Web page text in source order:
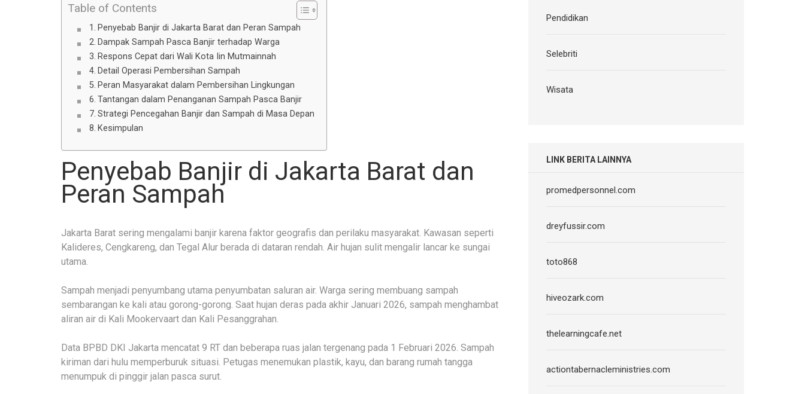
Table of Contents
Penyebab Banjir di Jakarta Barat dan Peran Sampah
Dampak Sampah Pasca Banjir terhadap Warga
Respons Cepat dari Wali Kota Iin Mutmainnah
Detail Operasi Pembersihan Sampah
Peran Masyarakat dalam Pembersihan Lingkungan
Tantangan dalam Penanganan Sampah Pasca Banjir
Strategi Pencegahan Banjir dan Sampah di Masa Depan
Kesimpulan
Penyebab Banjir di Jakarta Barat dan
Peran Sampah
Jakarta Barat sering mengalami banjir karena faktor geografis dan perilaku masyarakat. Kawasan seperti
Kalideres, Cengkareng, dan Tegal Alur berada di dataran rendah. Air hujan sulit mengalir lancar ke sungai
utama.
Sampah menjadi penyumbang utama penyumbatan saluran air. Warga sering membuang sampah
sembarangan ke kali atau gorong-gorong. Saat hujan deras pada akhir Januari 2026, sampah menghambat
aliran air di Kali Mookervaart dan Kali Pesanggrahan.
Data BPBD DKI Jakarta mencatat 9 RT dan beberapa ruas jalan tergenang pada 1 Februari 2026. Sampah
kiriman dari hulu memperburuk situasi. Petugas menemukan plastik, kayu, dan barang rumah tangga
menumpuk di pinggir jalan pasca surut.
Pendidikan
Selebriti
Wisata
LINK BERITA LAINNYA
promedpersonnel.com
dreyfussir.com
toto868
hiveozark.com
thelearningcafe.net
actiontabernacleministries.com